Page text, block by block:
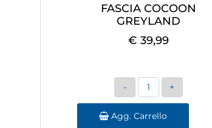
FASCIA COCOON
GREYLAND
€ 39,99
Quantità
Agg. Carrello